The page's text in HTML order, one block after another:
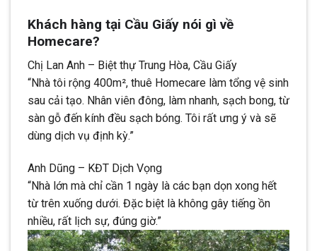
Khách hàng tại Cầu Giấy nói gì về
Homecare?
Chị Lan Anh – Biệt thự Trung Hòa, Cầu Giấy
“Nhà tôi rộng 400m², thuê Homecare làm tổng vệ sinh
sau cải tạo. Nhân viên đông, làm nhanh, sạch bong, từ
sàn gỗ đến kính đều sạch bóng. Tôi rất ưng ý và sẽ
dùng dịch vụ định kỳ.”
Anh Dũng – KĐT Dịch Vọng
“Nhà lớn mà chỉ cần 1 ngày là các bạn dọn xong hết
từ trên xuống dưới. Đặc biệt là không gây tiếng ồn
nhiều, rất lịch sự, đúng giờ.”